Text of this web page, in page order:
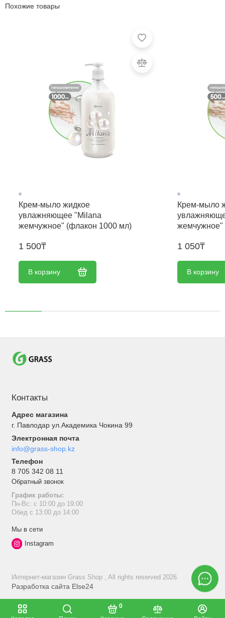
0
Похожие товары
Крем-мыло жидкое
увлажняющее "Milana
жемчужное" (флакон 1000 мл)
1 500₸
В корзину
Крем-мыло
жемчужное"
1 050₸
В корзину
Контакты
Адрес магазина
г. Павлодар ул.Академика Чокина 99
Электронная почта
info@grass-shop.kz
Телефон
8 705 342 08 11
Обратный звонок
График работы:
Пн-Вс: с 10:00 до 19:00
Обед с 13:00 до 14:00
Мы в сети
Instagram
Интернет-магазин Grass Shop , All rights reserved 2026
Разработка сайта Else24